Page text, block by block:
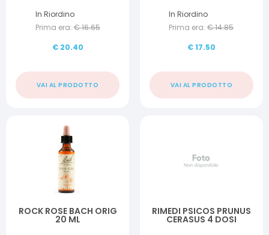
In Riordino
Prima era: €16.65
€ 20.40
VAI AL PRODOTTO
In Riordino
Prima era: €14.85
€17.50
VAI AL PRODOTTO
ROCK ROSE BACH ORIG
20 ML
RIMEDI PSICOS PRUNUS
CERASUS 4 DOSI